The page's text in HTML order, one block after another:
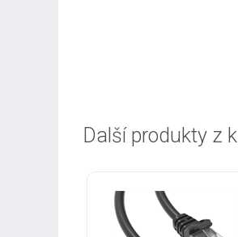
Další produkty z